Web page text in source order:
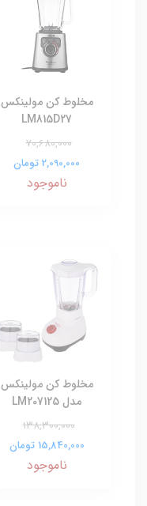
مخلوط کن مولینکس
LM815D27
70,680,000
2,090,000 تومان
ناموجود
مخلوط کن مولینکس
مدل LM207125
138,300,000
15,840,000 تومان
ناموجود